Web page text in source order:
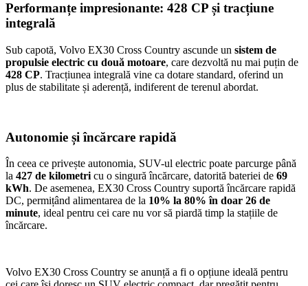
Performanțe impresionante: 428 CP și tracțiune
integrală
Sub capotă, Volvo EX30 Cross Country ascunde un sistem de
propulsie electric cu două motoare, care dezvoltă nu mai puțin de
428 CP. Tracțiunea integrală vine ca dotare standard, oferind un
plus de stabilitate și aderență, indiferent de terenul abordat.
Autonomie și încărcare rapidă
În ceea ce privește autonomia, SUV-ul electric poate parcurge până
la 427 de kilometricu o singură încărcare, datorită bateriei de 69
kWh. De asemenea, EX30 Cross Country suportă încărcare rapidă
DC, permițând alimentarea de la 10% la 80% în doar 26 de
minute, ideal pentru cei care nu vor să piardă timp la stațiile de
încărcare.
Volvo EX30 Cross Country se anunță a fi o opțiune ideală pentru